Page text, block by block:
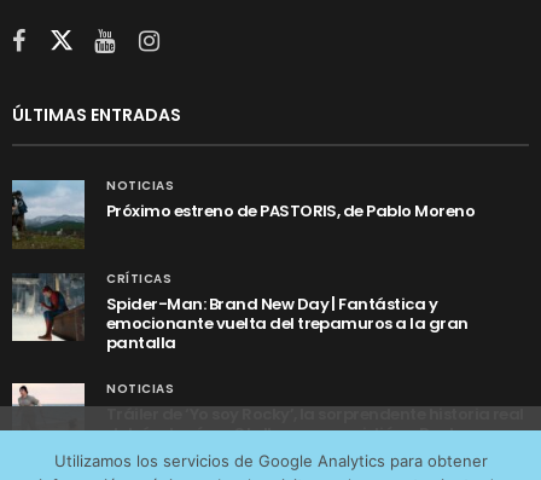
ÚLTIMAS ENTRADAS
NOTICIAS
Próximo estreno de PASTORIS, de Pablo Moreno
CRÍTICAS
Spider-Man: Brand New Day | Fantástica y
emocionante vuelta del trepamuros a la gran
pantalla
NOTICIAS
Tráiler de ‘Yo soy Rocky’, la sorprendente historia real
detrás de cómo Stallone se convirtió en Rocky
Utilizamos los servicios de Google Analytics para obtener
tráfico web que recibimos y conocer los servicios que